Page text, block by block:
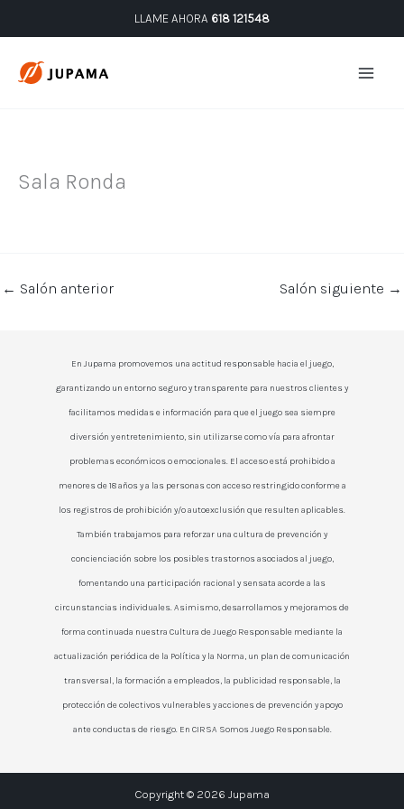
al
contenido
LLAME AHORA 618 121548
Sala Ronda
← Salón anterior Salón siguiente →
En Jupama promovemos una actitud responsable hacia el juego,
garantizando un entorno seguro y transparente para nuestros clientes y
facilitamos medidas e información para que el juego sea siempre
diversión y entretenimiento, sin utilizarse como vía para afrontar
problemas económicos o emocionales. El acceso está prohibido a
menores de 18 años y a las personas con acceso restringido conforme a
los registros de prohibición y/o autoexclusión que resulten aplicables.
También trabajamos para reforzar una cultura de prevención y
concienciación sobre los posibles trastornos asociados al juego,
fomentando una participación racional y sensata acorde a las
circunstancias individuales. Asimismo, desarrollamos y mejoramos de
forma continuada nuestra Cultura de Juego Responsable mediante la
actualización periódica de la Política y la Norma, un plan de comunicación
transversal, la formación a empleados, la publicidad responsable, la
protección de colectivos vulnerables y acciones de prevención y apoyo
ante conductas de riesgo. En CIRSA Somos Juego Responsable.
Copyright © 2026 Jupama